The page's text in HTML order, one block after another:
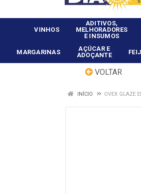
VINHOS
ADITIVOS,
MELHORADORES
E INSUMOS
MARGARINAS
AÇÚCAR E
ADOÇANTE
VOLTAR
INÍCIO OVEX GLAZE